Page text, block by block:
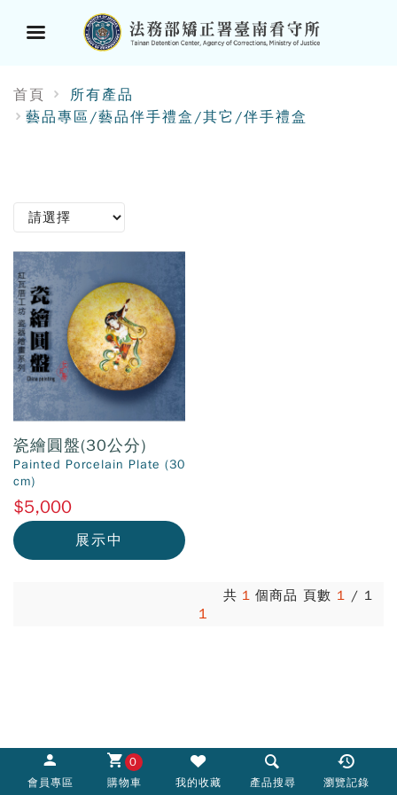
單
首頁
所有產品
藝品專區/藝品伴手禮盒/其它/伴手禮盒
瓷繪圓盤(30公分)
Painted Porcelain Plate (30
cm)
$5,000
展示中
1
共 1 個商品 頁數 1 / 1
會員專區
0
購物車 我的收藏 產品搜尋 瀏覽記錄